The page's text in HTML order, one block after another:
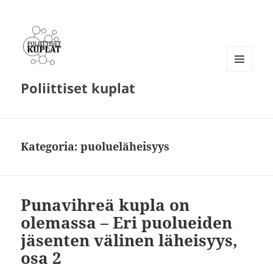
Poliittiset kuplat
Kategoria:puolueläheisyys
Punavihreä kupla on
olemassa – Eri puolueiden
jäsenten välinen läheisyys,
osa 2